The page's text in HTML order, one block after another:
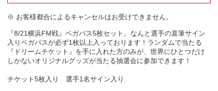
※ お客様都合によるキャンセルはお受けできません。
『8/21横浜FM戦』ベガパス5枚セット。なんと選手の直筆サイン
入りベガパスが必ず1枚以上入っております！ランダムで当たる
『ドリームチケット』を手に入れた方のみが、世界にひとつだけ
しかないオリジナルグッズが当たる抽選会に参加できます！
チケット5枚入り 選手1名サイン入り